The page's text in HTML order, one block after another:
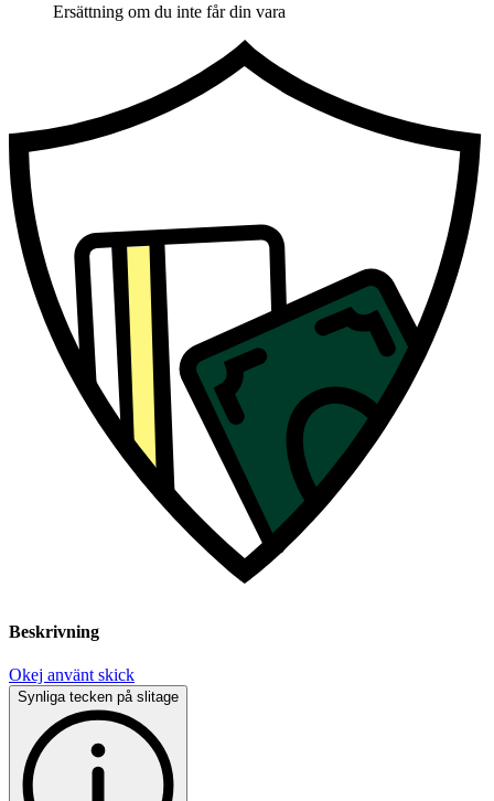
Ersättning om du inte får din vara
Beskrivning
Okej använt skick
Synliga tecken på slitage